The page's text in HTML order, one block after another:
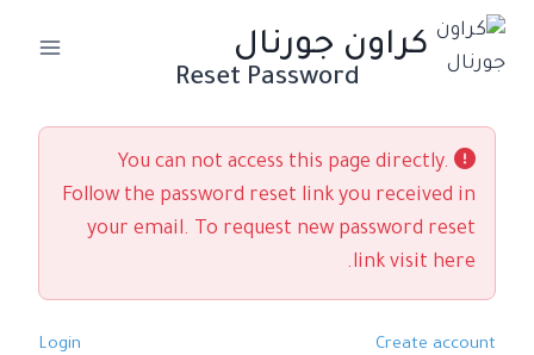
التجاوز
كراون جورنال
Reset Password
You can not access this page directly.
Follow the password reset link you received in
your email. To request new password reset
link visit here
.
Login Create account